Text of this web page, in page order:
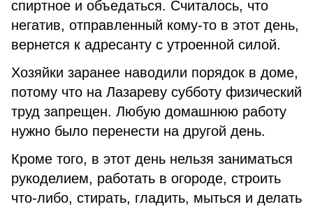
спиртное и объедаться. Считалось, что
негатив, отправленный кому-то в этот день,
вернется к адресанту с утроенной силой.
Хозяйки заранее наводили порядок в доме,
потому что на Лазареву субботу физический
труд запрещен. Любую домашнюю работу
нужно было перенести на другой день.
Кроме того, в этот день нельзя заниматься
рукоделием, работать в огороде, строить
что-либо, стирать, гладить, мыться и делать